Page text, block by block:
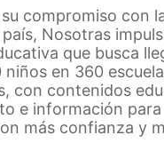
compromiso con
Nosotras
que busca
niños en 360
con contenidos
e información
más confianza y